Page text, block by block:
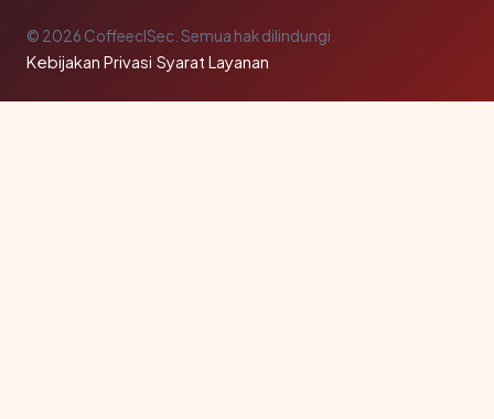
© 2026 CoffeeclSec. Semua hak dilindungi.
Kebijakan Privasi·Syarat Layanan